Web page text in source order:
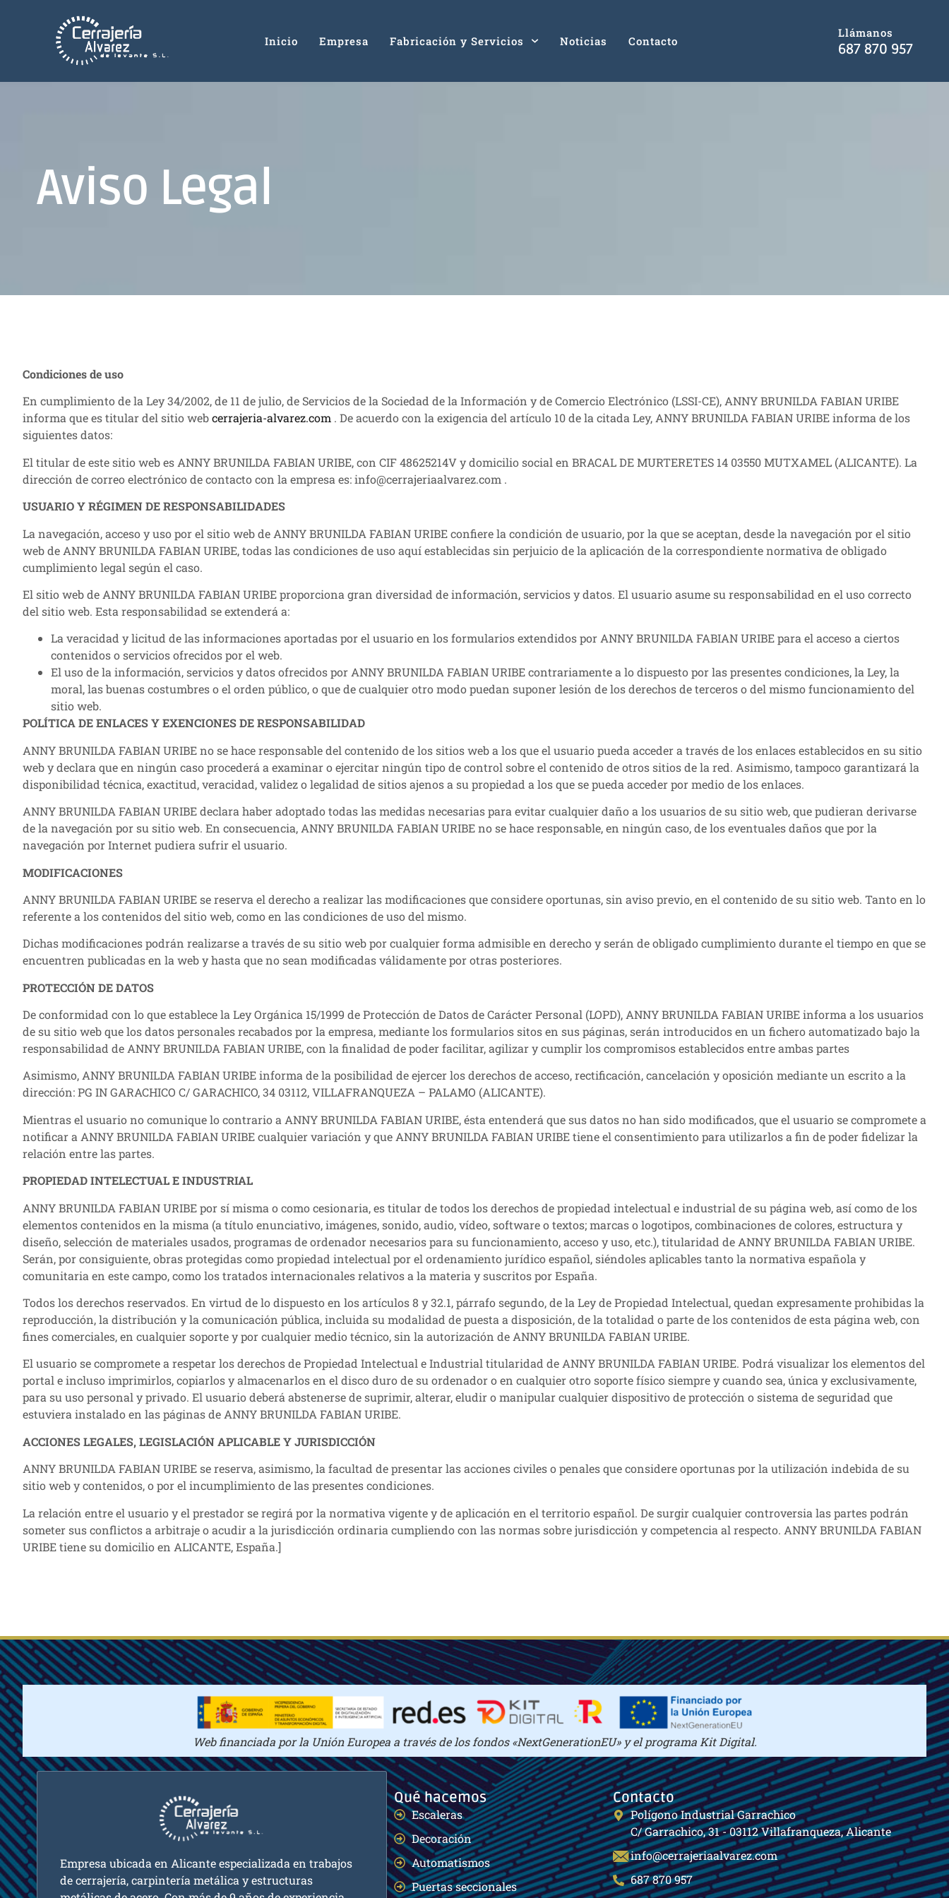
Inicio Empresa Fabricación y Servicios Noticias Contacto
Llámanos
687 870 957
Aviso Legal
Condiciones de uso
En cumplimiento de la Ley 34/2002, de 11 de julio, de Servicios de la Sociedad de la Información y de Comercio Electrónico (LSSI-CE), ANNY BRUNILDA FABIAN URIBE
informa que es titular del sitio webcerrajeria-alvarez.com . De acuerdo con la exigencia del artículo 10 de la citada Ley, ANNY BRUNILDA FABIAN URIBE informa de los
siguientes datos:
El titular de este sitio web es ANNY BRUNILDA FABIAN URIBE, con CIF 48625214V y domicilio social en BRACAL DE MURTERETES 14 03550 MUTXAMEL (ALICANTE). La
dirección de correo electrónico de contacto con la empresa es: info@cerrajeriaalvarez.com .
USUARIO Y RÉGIMEN DE RESPONSABILIDADES
La navegación, acceso y uso por el sitio web de ANNY BRUNILDA FABIAN URIBE confiere la condición de usuario, por la que se aceptan, desde la navegación por el sitio
web de ANNY BRUNILDA FABIAN URIBE, todas las condiciones de uso aquí establecidas sin perjuicio de la aplicación de la correspondiente normativa de obligado
cumplimiento legal según el caso.
El sitio web de ANNY BRUNILDA FABIAN URIBE proporciona gran diversidad de información, servicios y datos. El usuario asume su responsabilidad en el uso correcto
del sitio web. Esta responsabilidad se extenderá a:
La veracidad y licitud de las informaciones aportadas por el usuario en los formularios extendidos por ANNY BRUNILDA FABIAN URIBE para el acceso a ciertos
contenidos o servicios ofrecidos por el web.
El uso de la información, servicios y datos ofrecidos por ANNY BRUNILDA FABIAN URIBE contrariamente a lo dispuesto por las presentes condiciones, la Ley, la
moral, las buenas costumbres o el orden público, o que de cualquier otro modo puedan suponer lesión de los derechos de terceros o del mismo funcionamiento del
sitio web.
POLÍTICA DE ENLACES Y EXENCIONES DE RESPONSABILIDAD
ANNY BRUNILDA FABIAN URIBE no se hace responsable del contenido de los sitios web a los que el usuario pueda acceder a través de los enlaces establecidos en su sitio
web y declara que en ningún caso procederá a examinar o ejercitar ningún tipo de control sobre el contenido de otros sitios de la red. Asimismo, tampoco garantizará la
disponibilidad técnica, exactitud, veracidad, validez o legalidad de sitios ajenos a su propiedad a los que se pueda acceder por medio de los enlaces.
ANNY BRUNILDA FABIAN URIBE declara haber adoptado todas las medidas necesarias para evitar cualquier daño a los usuarios de su sitio web, que pudieran derivarse
de la navegación por su sitio web. En consecuencia, ANNY BRUNILDA FABIAN URIBE no se hace responsable, en ningún caso, de los eventuales daños que por la
navegación por Internet pudiera sufrir el usuario.
MODIFICACIONES
ANNY BRUNILDA FABIAN URIBE se reserva el derecho a realizar las modificaciones que considere oportunas, sin aviso previo, en el contenido de su sitio web. Tanto en lo
referente a los contenidos del sitio web, como en las condiciones de uso del mismo.
Dichas modificaciones podrán realizarse a través de su sitio web por cualquier forma admisible en derecho y serán de obligado cumplimiento durante el tiempo en que se
encuentren publicadas en la web y hasta que no sean modificadas válidamente por otras posteriores.
PROTECCIÓN DE DATOS
De conformidad con lo que establece la Ley Orgánica 15/1999 de Protección de Datos de Carácter Personal (LOPD), ANNY BRUNILDA FABIAN URIBE informa a los usuarios
de su sitio web que los datos personales recabados por la empresa, mediante los formularios sitos en sus páginas, serán introducidos en un fichero automatizado bajo la
responsabilidad de ANNY BRUNILDA FABIAN URIBE, con la finalidad de poder facilitar, agilizar y cumplir los compromisos establecidos entre ambas partes
Asimismo, ANNY BRUNILDA FABIAN URIBE informa de la posibilidad de ejercer los derechos de acceso, rectificación, cancelación y oposición mediante un escrito a la
dirección: PG IN GARACHICO C/ GARACHICO, 34 03112, VILLAFRANQUEZA – PALAMO (ALICANTE).
Mientras el usuario no comunique lo contrario a ANNY BRUNILDA FABIAN URIBE, ésta entenderá que sus datos no han sido modificados, que el usuario se compromete a
notificar a ANNY BRUNILDA FABIAN URIBE cualquier variación y que ANNY BRUNILDA FABIAN URIBE tiene el consentimiento para utilizarlos a fin de poder fidelizar la
relación entre las partes.
PROPIEDAD INTELECTUAL E INDUSTRIAL
ANNY BRUNILDA FABIAN URIBE por sí misma o como cesionaria, es titular de todos los derechos de propiedad intelectual e industrial de su página web, así como de los
elementos contenidos en la misma (a título enunciativo, imágenes, sonido, audio, vídeo, software o textos; marcas o logotipos, combinaciones de colores, estructura y
diseño, selección de materiales usados, programas de ordenador necesarios para su funcionamiento, acceso y uso, etc.), titularidad de ANNY BRUNILDA FABIAN URIBE.
Serán, por consiguiente, obras protegidas como propiedad intelectual por el ordenamiento jurídico español, siéndoles aplicables tanto la normativa española y
comunitaria en este campo, como los tratados internacionales relativos a la materia y suscritos por España.
Todos los derechos reservados. En virtud de lo dispuesto en los artículos 8 y 32.1, párrafo segundo, de la Ley de Propiedad Intelectual, quedan expresamente prohibidas la
reproducción, la distribución y la comunicación pública, incluida su modalidad de puesta a disposición, de la totalidad o parte de los contenidos de esta página web, con
fines comerciales, en cualquier soporte y por cualquier medio técnico, sin la autorización de ANNY BRUNILDA FABIAN URIBE.
El usuario se compromete a respetar los derechos de Propiedad Intelectual e Industrial titularidad de ANNY BRUNILDA FABIAN URIBE. Podrá visualizar los elementos del
portal e incluso imprimirlos, copiarlos y almacenarlos en el disco duro de su ordenador o en cualquier otro soporte físico siempre y cuando sea, única y exclusivamente,
para su uso personal y privado. El usuario deberá abstenerse de suprimir, alterar, eludir o manipular cualquier dispositivo de protección o sistema de seguridad que
estuviera instalado en las páginas de ANNY BRUNILDA FABIAN URIBE.
ACCIONES LEGALES, LEGISLACIÓN APLICABLE Y JURISDICCIÓN
ANNY BRUNILDA FABIAN URIBE se reserva, asimismo, la facultad de presentar las acciones civiles o penales que considere oportunas por la utilización indebida de su
sitio web y contenidos, o por el incumplimiento de las presentes condiciones.
La relación entre el usuario y el prestador se regirá por la normativa vigente y de aplicación en el territorio español. De surgir cualquier controversia las partes podrán
someter sus conflictos a arbitraje o acudir a la jurisdicción ordinaria cumpliendo con las normas sobre jurisdicción y competencia al respecto. ANNY BRUNILDA FABIAN
URIBE tiene su domicilio en ALICANTE, España.]
Web financiada por la Unión Europea a través de los fondos «NextGenerationEU» y el programa Kit Digital.
Empresa ubicada en Alicante especializada en trabajos
de cerrajería, carpintería metálica y estructuras
Qué hacemos
Escaleras
Decoración
Automatismos
Puertas seccionales
Contacto
Polígono Industrial Garrachico
C/ Garrachico, 31 - 03112 Villafranqueza, Alicante
info@cerrajeriaalvarez.com
687 870 957